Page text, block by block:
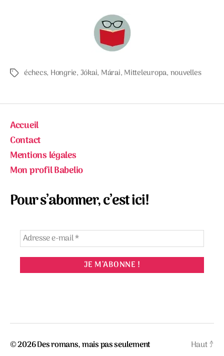
Étiquettes
échecs, Hongrie, Jókai, Márai, Mitteleuropa, nouvelles
Accueil
Contact
Mentions légales
Mon profil Babelio
Pour s’abonner, c’est ici!
© 2026Des romans, mais pas seulement Haut↑